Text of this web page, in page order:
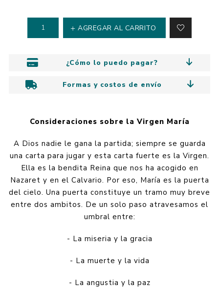
AGREGAR AL CARRITO
¿Cómo lo puedo pagar?
Formas y costos de envío
Consideraciones sobre la Virgen María
A Dios nadie le gana la partida; siempre se guarda
una carta para jugar y esta carta fuerte es la Virgen.
Ella es la bendita Reina que nos ha acogido en
Nazaret y en el Calvario. Por eso, María es la puerta
del cielo. Una puerta constituye un tramo muy breve
entre dos ambitos. De un solo paso atravesamos el
umbral entre:
- La miseria y la gracia
- La muerte y la vida
- La angustia y la paz